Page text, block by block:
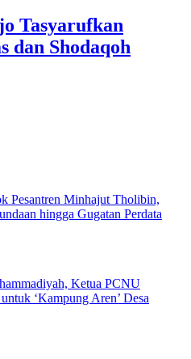
Tasyarufkan
dan Shodaqoh
Pesantren Minhajut Tholibin,
hingga Gugatan Perdata
Ketua PCNU
‘Kampung Aren’ Desa